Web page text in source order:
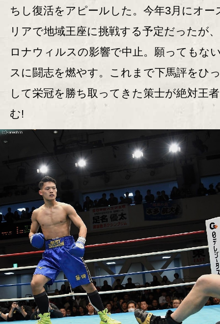
ちし復活をアピールした。今年3月にオー
リアで地域王座に挑戦する予定だったが
ロナウィルスの影響で中止。願ってもな
スに闘志を燃やす。これまで下馬評をひ
して栄冠を勝ち取ってきた策士が絶対王
む!